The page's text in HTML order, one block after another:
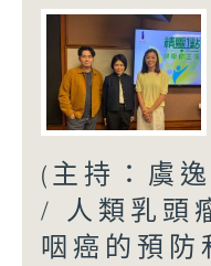
(主持：虞
/ 人類乳頭
咽癌的預防